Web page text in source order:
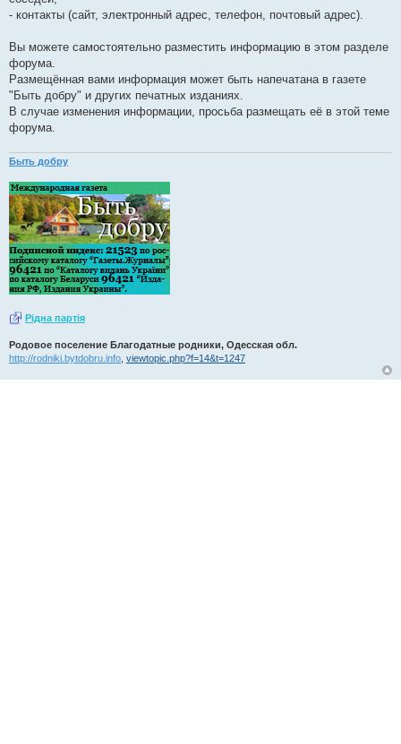
- контакты (сайт, электронный адрес, телефон, почтовый адрес).
Вы можете самостоятельно разместить информацию в этом разделе
форума.
Размещённая вами информация может быть напечатана в газете
"Быть добру" и других печатных изданиях.
В случае изменения информации, просьба размещать её в этой теме
форума.
Быть добру
Рiдна партiя
Родовое поселение Благодатные родники, Одесская обл.
http://rodniki.bytdobru.info viewtopic.php?f=14&t=1247